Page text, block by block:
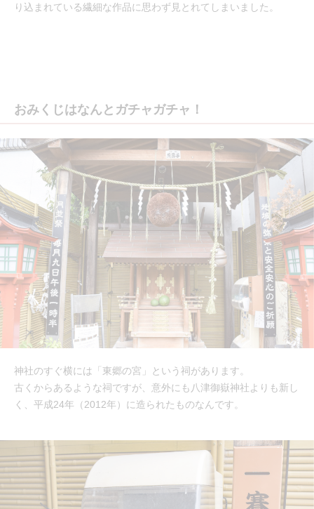
り込まれている繊細な作品に思わず見とれてしまいました。
おみくじはなんとガチャガチャ！
神社のすぐ横には「東郷の宮」という祠があります。
古くからあるような祠ですが、意外にも八津御嶽神社よりも新し
く、平成24年（2012年）に造られたものなんです。